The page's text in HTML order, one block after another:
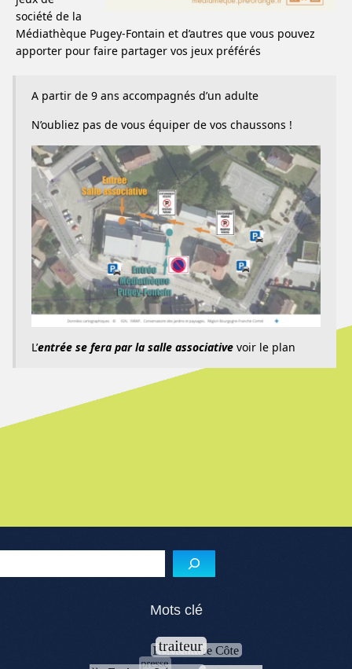
société de la
Médiathèque Pugey-Fontain et d’autres que vous pouvez
apporter pour faire partager vos jeux préférés
A partir de 9 ans accompagnés d’un adulte
N’oubliez pas de vous équiper de vos chaussons !
L’entrée se fera par la salle associative voir le plan
Menu de l'article
Mots clé